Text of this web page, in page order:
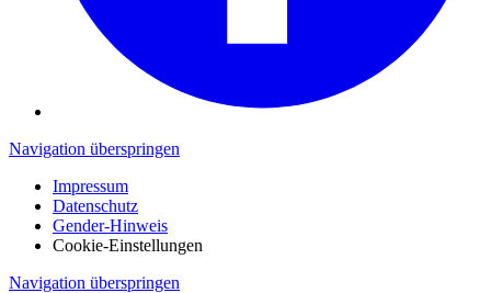
Navigation überspringen
Impressum
Datenschutz
Gender-Hinweis
Cookie-Einstellungen
Navigation überspringen